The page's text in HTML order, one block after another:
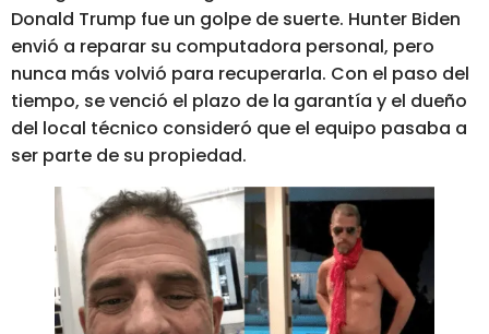
Donald Trump fue un golpe de suerte. Hunter Biden
envió a reparar su computadora personal, pero
nunca más volvió para recuperarla. Con el paso del
tiempo, se venció el plazo de la garantía y el dueño
del local técnico consideró que el equipo pasaba a
ser parte de su propiedad.